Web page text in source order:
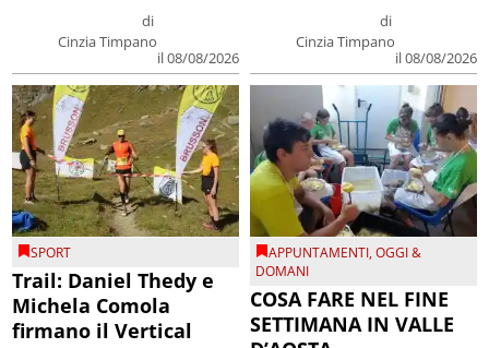
di
Cinzia Timpano
il 08/08/2026
di
Cinzia Timpano
il 08/08/2026
SPORT
Trail: Daniel Thedy e
Michela Comola
firmano il Vertical
APPUNTAMENTI,OGGI &
DOMANI
COSA FARE NEL FINE
SETTIMANA IN VALLE